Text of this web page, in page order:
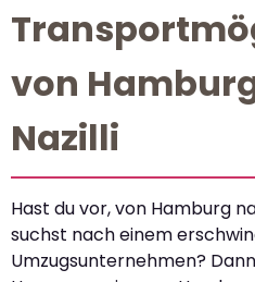
von
Nazilli
Hast du vor, von Hamburg
suchst nach einem
Umzugsunternehmen?